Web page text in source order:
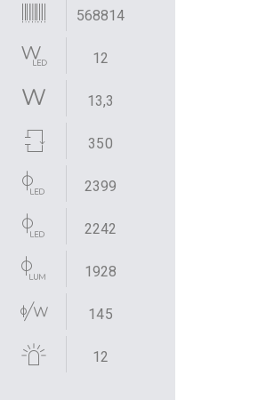
568814
12
13,3
350
2399
2242
1928
145
12